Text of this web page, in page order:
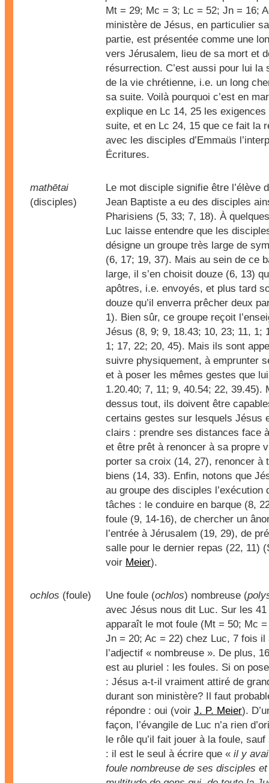
Mt = 29; Mc = 3; Lc = 52; Jn = 16;
ministère de Jésus, en particulier
partie, est présentée comme une
vers Jérusalem, lieu de sa mort et
résurrection. C’est aussi pour lui la
de la vie chrétienne, i.e. un long
sa suite. Voilà pourquoi c’est en
explique en Lc 14, 25 les
suite, et en Lc 24, 15 que ce fait la
avec les disciples d’Emmaüs
Écritures.
mathētai
(disciples)
Le mot disciple signifie être l’élève
Jean Baptiste a eu des disciples
Pharisiens (5, 33; 7, 18). À
Luc laisse entendre que les
désigne un groupe très large de
(6, 17; 19, 37). Mais au sein de ce
large, il s’en choisit douze (6, 13)
apôtres, i.e. envoyés, et plus tard
douze qu’il enverra prêcher deux
1). Bien sûr, ce groupe reçoit
Jésus (8, 9; 9, 18.43; 10, 23; 11, 1;
1; 17, 22; 20, 45). Mais ils sont
suivre physiquement, à emprunter
et à poser les mêmes gestes que
1.20.40; 7, 11; 9, 40.54; 22, 39.45).
dessus tout, ils doivent être
certains gestes sur lesquels Jésus
clairs : prendre ses distances face
et être prêt à renoncer à sa propre
porter sa croix (14, 27), renoncer à
biens (14, 33). Enfin, notons que
au groupe des disciples l’exécution
tâches : le conduire en barque (8,
foule (9, 14-16), de chercher un
l’entrée à Jérusalem (19, 29), de
salle pour le dernier repas (22, 11)
voir Meier).
ochlos (foule) Une foule (ochlos) nombreuse (
avec Jésus nous dit Luc. Sur les
apparaît le mot foule (Mt = 50; Mc
Jn = 20; Ac = 22) chez Luc, 7 fois il
l’adjectif « nombreuse ». De plus,
est au pluriel : les foules. Si on
: Jésus a-t-il vraiment attiré de
durant son ministère? Il faut
répondre : oui (voir J. P. Meier).
façon, l’évangile de Luc n’a rien
le rôle qu’il fait jouer à la foule,
: il est le seul à écrire que « il y
foule nombreuse de ses disciples